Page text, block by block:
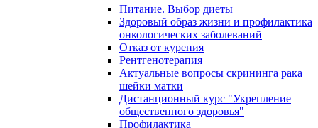
Питание. Выбор диеты
Здоровый образ жизни и профилактика
онкологических заболеваний
Отказ от курения
Рентгенотерапия
Актуальные вопросы скрининга рака
шейки матки
Дистанционный курс "Укрепление
общественного здоровья"
Профилактика